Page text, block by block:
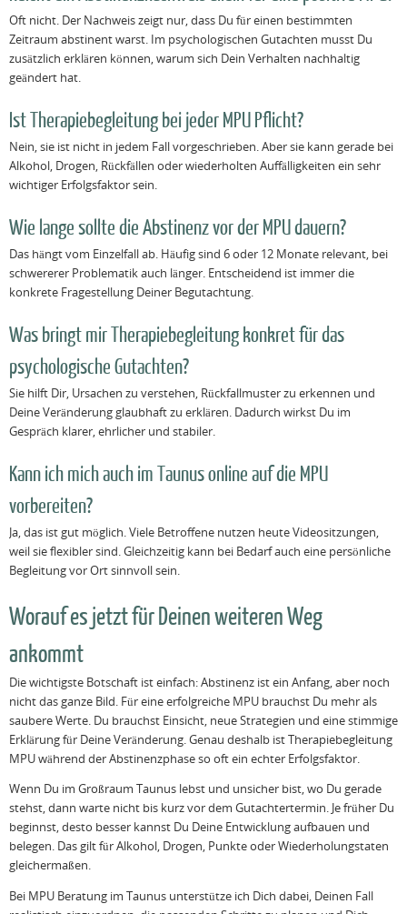
Oft nicht. Der Nachweis zeigt nur, dass Du für einen bestimmten
Zeitraum abstinent warst. Im psychologischen Gutachten musst Du
zusätzlich erklären können, warum sich Dein Verhalten nachhaltig
geändert hat.
Ist Therapiebegleitung bei jeder MPU Pflicht?
Nein, sie ist nicht in jedem Fall vorgeschrieben. Aber sie kann gerade bei
Alkohol, Drogen, Rückfällen oder wiederholten Auffälligkeiten ein sehr
wichtiger Erfolgsfaktor sein.
Wie lange sollte die Abstinenz vor der MPU dauern?
Das hängt vom Einzelfall ab. Häufig sind 6 oder 12 Monate relevant, bei
schwererer Problematik auch länger. Entscheidend ist immer die
konkrete Fragestellung Deiner Begutachtung.
Was bringt mir Therapiebegleitung konkret für das
psychologische Gutachten?
Sie hilft Dir, Ursachen zu verstehen, Rückfallmuster zu erkennen und
Deine Veränderung glaubhaft zu erklären. Dadurch wirkst Du im
Gespräch klarer, ehrlicher und stabiler.
Kann ich mich auch im Taunus online auf die MPU
vorbereiten?
Ja, das ist gut möglich. Viele Betroffene nutzen heute Videositzungen,
weil sie flexibler sind. Gleichzeitig kann bei Bedarf auch eine persönliche
Begleitung vor Ort sinnvoll sein.
Worauf es jetzt für Deinen weiteren Weg
ankommt
Die wichtigste Botschaft ist einfach: Abstinenz ist ein Anfang, aber noch
nicht das ganze Bild. Für eine erfolgreiche MPU brauchst Du mehr als
saubere Werte. Du brauchst Einsicht, neue Strategien und eine stimmige
Erklärung für Deine Veränderung. Genau deshalb ist Therapiebegleitung
MPU während der Abstinenzphase so oft ein echter Erfolgsfaktor.
Wenn Du im Großraum Taunus lebst und unsicher bist, wo Du gerade
stehst, dann warte nicht bis kurz vor dem Gutachtertermin. Je früher Du
beginnst, desto besser kannst Du Deine Entwicklung aufbauen und
belegen. Das gilt für Alkohol, Drogen, Punkte oder Wiederholungstaten
gleichermaßen.
Bei MPU Beratung im Taunus unterstütze ich Dich dabei, Deinen Fall